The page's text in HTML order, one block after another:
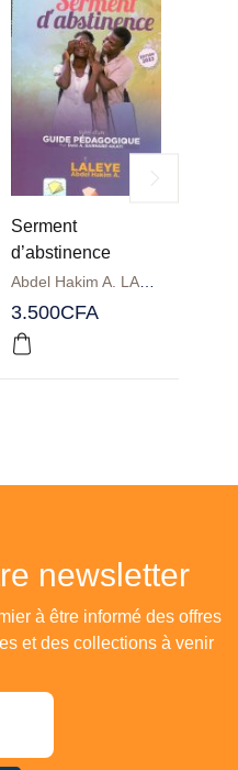
Serment
d’abstinence
3.500CFA
newsletter
à être informé des offres
et des collections à venir